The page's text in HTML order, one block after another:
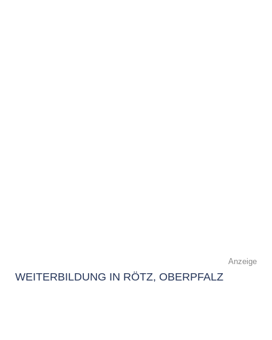
Anzeige
WEITERBILDUNG IN RÖTZ, OBERPFALZ